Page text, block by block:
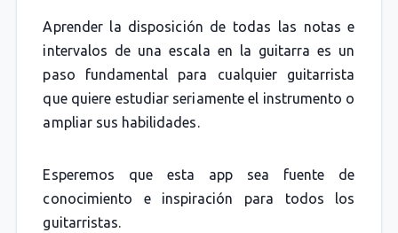
Aprender la disposición de todas las notas e
intervalos de una escala en la guitarra es un
paso fundamental para cualquier guitarrista
que quiere estudiar seriamente el instrumento o
ampliar sus habilidades.
Esperemos que esta app sea fuente de
conocimiento e inspiración para todos los
guitarristas.